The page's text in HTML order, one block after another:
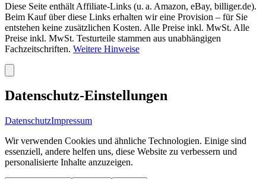
Diese Seite enthält Affiliate-Links (u. a. Amazon, eBay, billiger.de).
Beim Kauf über diese Links erhalten wir eine Provision – für Sie
entstehen keine zusätzlichen Kosten. Alle Preise inkl. MwSt. Alle
Preise inkl. MwSt. Testurteile stammen aus unabhängigen
Fachzeitschriften. Weitere Hinweise
Datenschutz-Einstellungen
DatenschutzImpressum
Wir verwenden Cookies und ähnliche Technologien. Einige sind
essenziell, andere helfen uns, diese Website zu verbessern und
personalisierte Inhalte anzuzeigen.